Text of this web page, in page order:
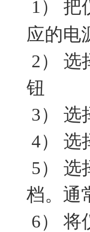
1 ）
把
应的电
2）
选
钮
3）
选
4）
选
5）
选
档。通
6）
将